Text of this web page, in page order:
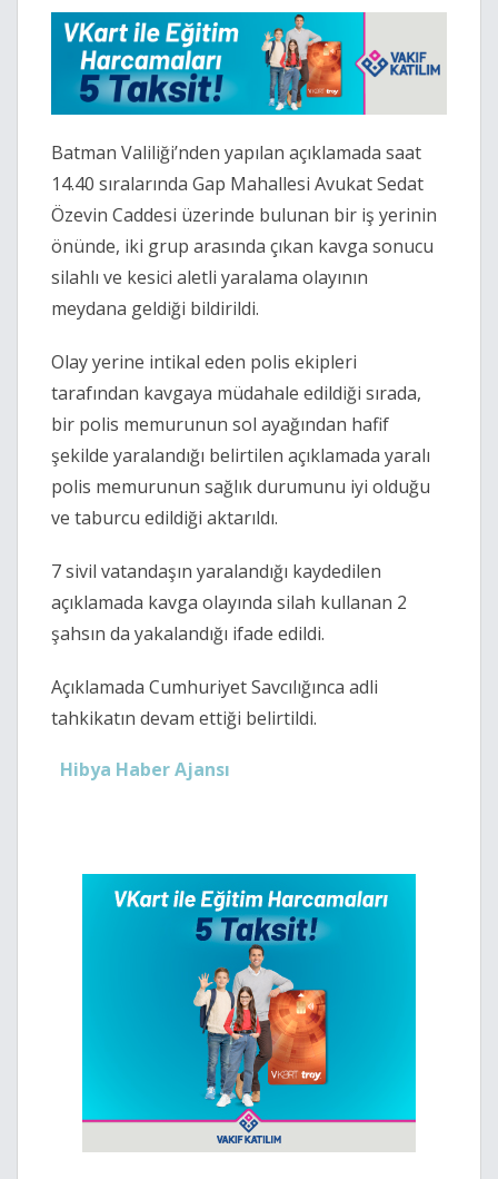
Batman Valiliği’nden yapılan açıklamada saat
14.40 sıralarında Gap Mahallesi Avukat Sedat
Özevin Caddesi üzerinde bulunan bir iş yerinin
önünde, iki grup arasında çıkan kavga sonucu
silahlı ve kesici aletli yaralama olayının
meydana geldiği bildirildi.
Olay yerine intikal eden polis ekipleri
tarafından kavgaya müdahale edildiği sırada,
bir polis memurunun sol ayağından hafif
şekilde yaralandığı belirtilen açıklamada yaralı
polis memurunun sağlık durumunu iyi olduğu
ve taburcu edildiği aktarıldı.
7 sivil vatandaşın yaralandığı kaydedilen
açıklamada kavga olayında silah kullanan 2
şahsın da yakalandığı ifade edildi.
Açıklamada Cumhuriyet Savcılığınca adli
tahkikatın devam ettiği belirtildi.
Hibya Haber Ajansı